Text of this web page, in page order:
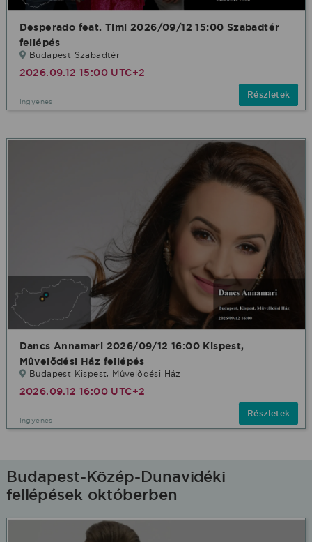
Desperado feat. Timi 2026/09/12 15:00 Szabadtér
fellépés
Budapest Szabadtér
2026.09.12 15:00 UTC+2
Ingyenes
Részletek
Dancs Annamari 2026/09/12 16:00 Kispest,
Mûvelõdési Ház fellépés
Budapest Kispest, Mûvelõdési Ház
2026.09.12 16:00 UTC+2
Ingyenes
Részletek
Budapest-Közép-Dunavidéki
fellépések októberben